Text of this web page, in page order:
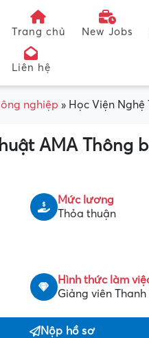
Trang chủ New Jobs
Liên hệ
nghiệp » Học Viện Nghệ
AMA Thông
Mức lương
Thỏa thuận
Hình thức làm
Giảng viên Thanh
Nộp hồ sơ